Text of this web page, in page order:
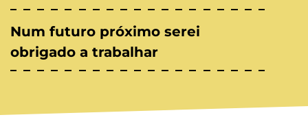
Num futuro próximo serei
obrigado a trabalhar